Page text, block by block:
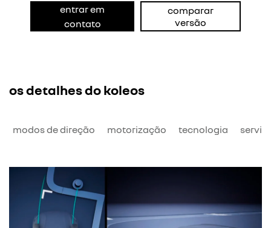
entrar em
contato
comparar
versão
os detalhes do koleos
modos de direção motorização tecnologia